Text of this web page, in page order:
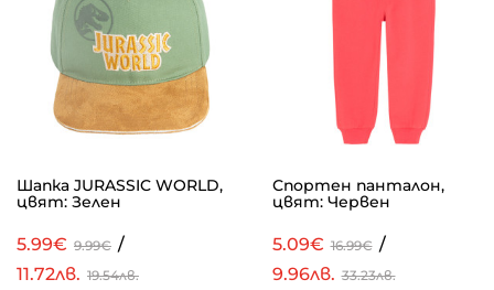
Шапка JURASSIC WORLD,
цвят: Зелен
5.99€ 9.99€ /
11.72лв. 19.54лв.
Спортен панталон,
цвят: Червен
5.09€ 16.99€ /
9.96лв. 33.23лв.